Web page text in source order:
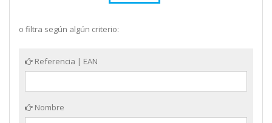
o filtra según algún criterio:
Referencia | EAN
Nombre